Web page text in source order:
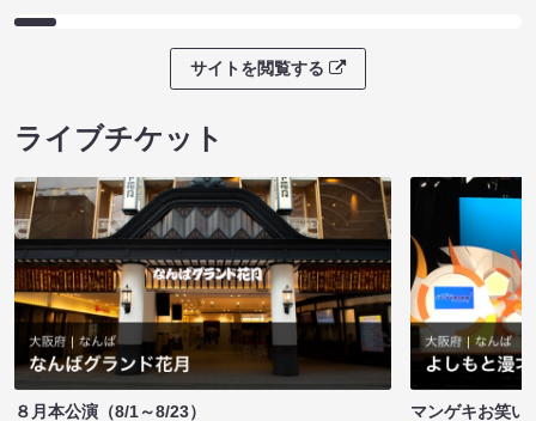
サイトを閲覧する
ライブチケット
８月本公演（8/1～8/23）
マンゲキお笑い